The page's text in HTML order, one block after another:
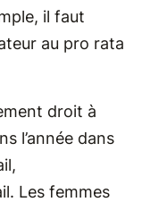
il faut
au pro rata
droit à
l’année dans
Les femmes